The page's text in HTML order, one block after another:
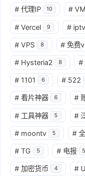
# 代理IP 10 #
# Vercel 9 # iptv
# VPS 8 # 免费
# Hysteria2 8 #
# 1101 6 # 522
# 看片神器 6 #
# 工具神器 5 #
# moontv 5 #
# TG 5 # 电报 5
# 加密货币 4 #